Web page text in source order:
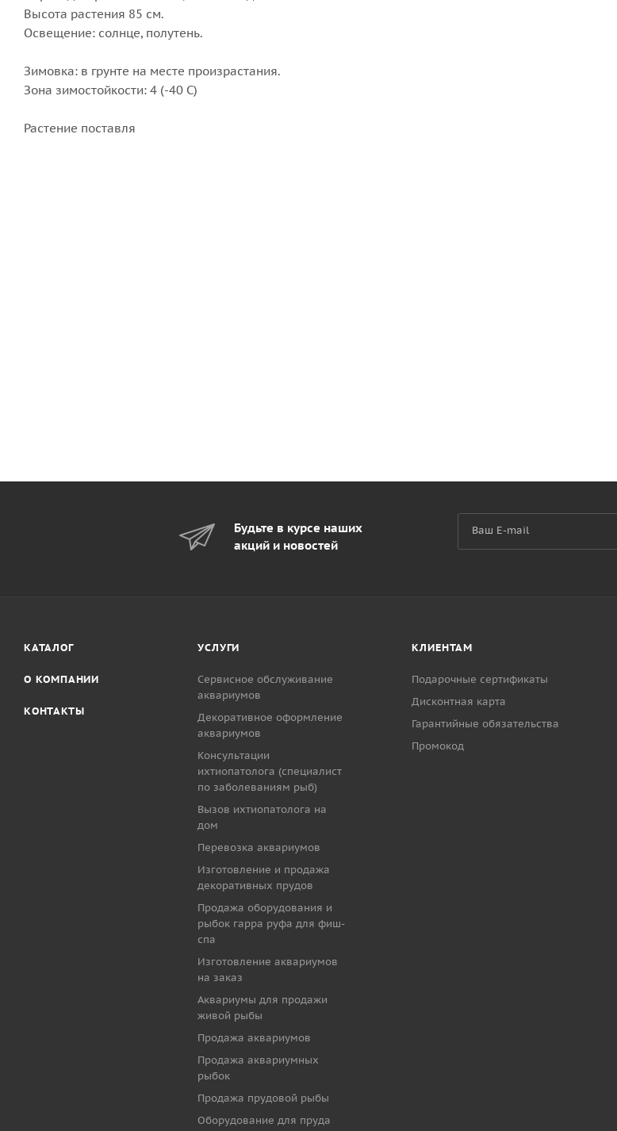
Высота растения 85 см.
Освещение: солнце, полутень.
Зимовка: в грунте на месте произрастания.
Зона зимостойкости: 4 (-40 С)
Растение поставля
Будьте в курсе наших
акций и новостей
КАТАЛОГ
О КОМПАНИИ
КОНТАКТЫ
УСЛУГИ
Сервисное обслуживание
аквариумов
Декоративное оформление
аквариумов
Консультации
ихтиопатолога (специалист
по заболеваниям рыб)
Вызов ихтиопатолога на
дом
Перевозка аквариумов
Изготовление и продажа
декоративных прудов
Продажа оборудования и
рыбок гарра руфа для фиш-
спа
Изготовление аквариумов
на заказ
Аквариумы для продажи
живой рыбы
Продажа аквариумов
Продажа аквариумных
рыбок
Продажа прудовой рыбы
Оборудование для пруда
КЛИЕНТАМ
Подарочные сертификаты
Дисконтная карта
Гарантийные обязательства
Промокод